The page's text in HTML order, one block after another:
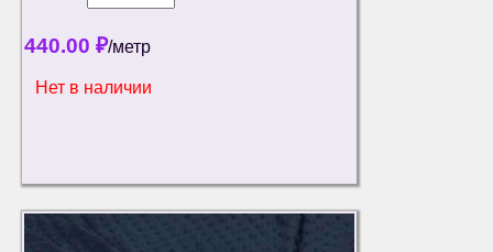
440.00 ₽/метр
Нет в наличии